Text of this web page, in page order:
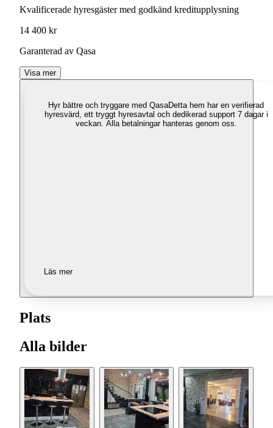
Kvalificerade hyresgäster med godkänd kreditupplysning
14 400 kr
Garanterad av Qasa
Visa mer
Hyr bättre och tryggare med QasaDetta hem har en verifierad
hyresvärd, ett tryggt hyresavtal och dedikerad support 7 dagar i
veckan. Alla betalningar hanteras genom oss.
Läs mer
Plats
Alla bilder